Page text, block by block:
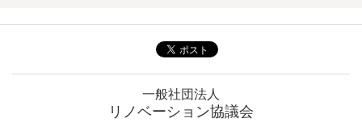
一般社団法人
リノベーション協議会